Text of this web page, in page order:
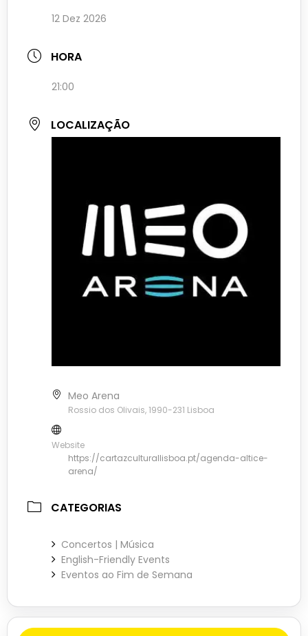
12 Dez 2026
HORA
21:00
LOCALIZAÇÃO
Meo Arena
Rossio dos Olivais, 1990-231 Lisboa
Website
https://cartazculturallisboa.pt/agenda-altice-
arena/
CATEGORIAS
Concertos | Música
English-Friendly Events
Eventos ao Fim de Semana